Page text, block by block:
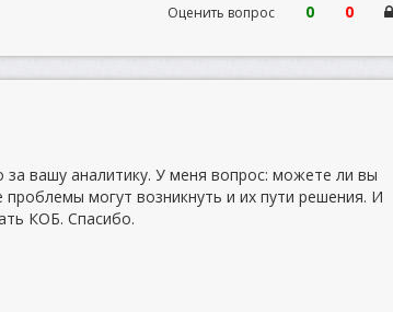
Оценить вопрос 0 0
вашу аналитику. У меня вопрос: можете ли вы
могут возникнуть и их пути решения. И
КОБ. Спасибо.